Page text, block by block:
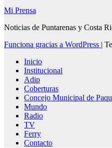
Mi Prensa
Noticias de Puntarenas y Costa
Funciona gracias a WordPress |
Inicio
Institucional
Adip
Coberturas
Concejo Municipal de
Mundo
Radio
TV
Ferry
Contacto